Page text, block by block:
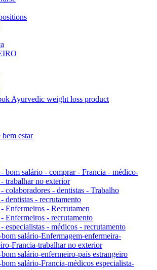
Ayurvedic weight loss product
bem estar
bom salário - comprar - Francia - médico-
trabalhar no exterior
colaboradores - dentistas - Trabalho
dentistas - recrutamento
Enfermeiros - Recrutamen
Enfermeiros - recrutamento
especialistas - médicos - recrutamento
salário-Enfermagem-enfermeira-
Francia-trabalhar no exterior
salário-enfermeiro-país estrangeiro
salário-Francia-médicos especialista-